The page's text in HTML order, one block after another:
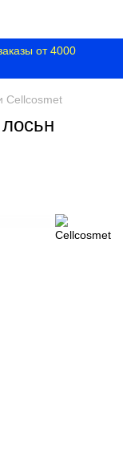
от 4000
Cellcosmet